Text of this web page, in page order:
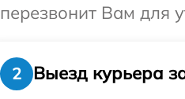
перезвонит Вам для
2
Выезд курьера